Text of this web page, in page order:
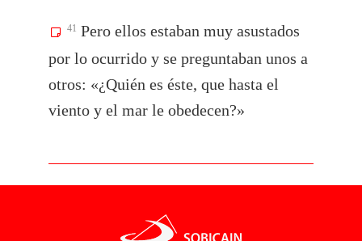
41 Pero ellos estaban muy asustados
por lo ocurrido y se preguntaban unos a
otros: «¿Quién es éste, que hasta el
viento y el mar le obedecen?»